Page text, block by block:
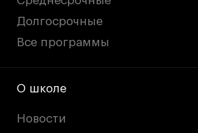
Долгосрочные
Все программы
О школе
Новости